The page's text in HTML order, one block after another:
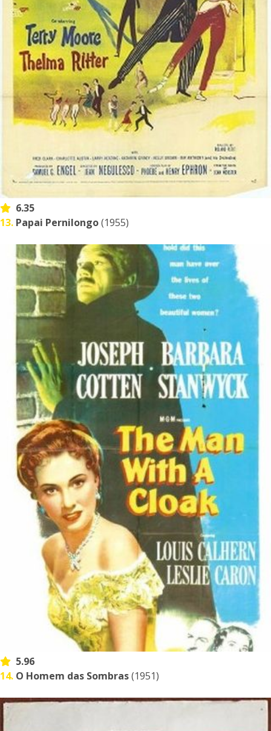
6.35
13. Papai Pernilongo(1955)
5.96
14. O Homem das Sombras(1951)